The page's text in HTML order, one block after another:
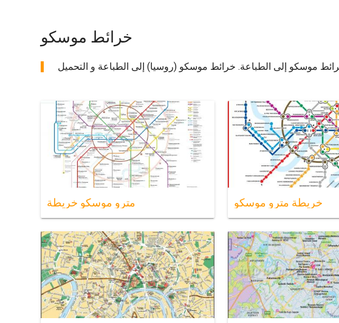
خرائط موسكو
مترو موسكو خريطة خريطة مترو موسكو